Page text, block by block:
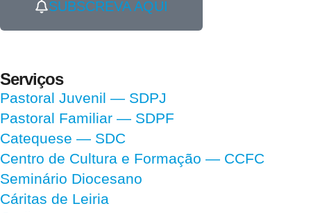
SUBSCREVA AQUI
Serviços
Pastoral Juvenil — SDPJ
Pastoral Familiar — SDPF
Catequese — SDC
Centro de Cultura e Formação — CCFC
Seminário Diocesano
Cáritas de Leiria